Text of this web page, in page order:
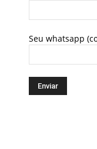
Seu whatsapp